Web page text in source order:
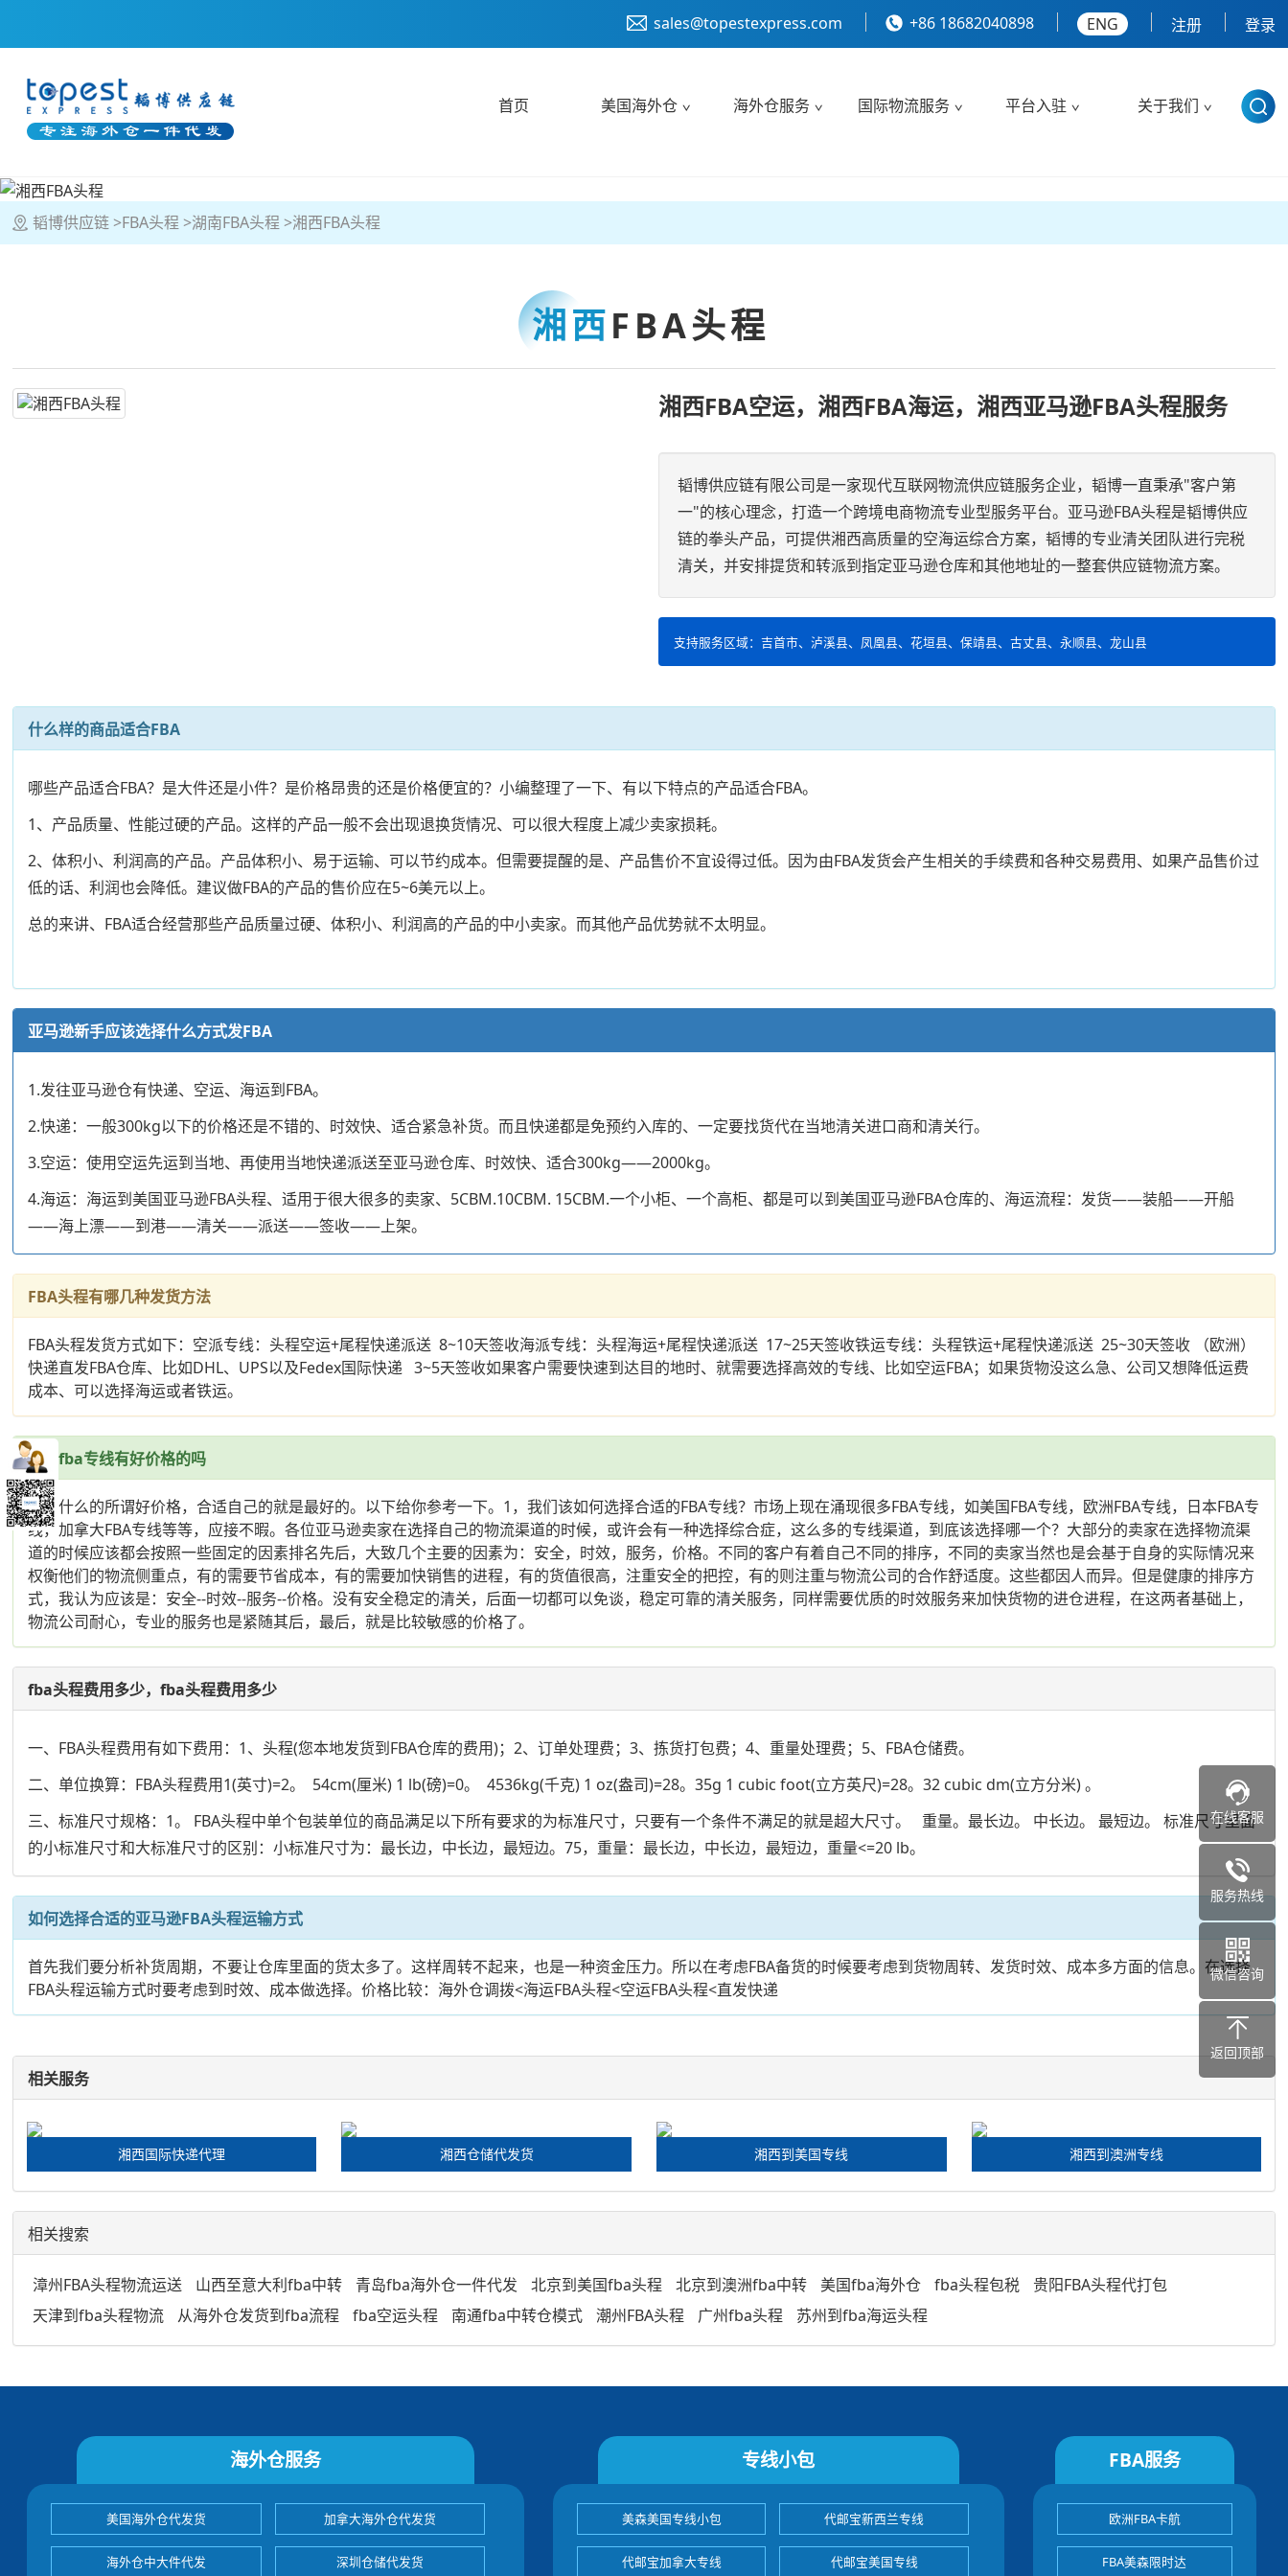
sales@topestexpress.com +86 18682040898 ENG 注册 登录
首页 美国海外仓 海外仓服务 国际物流服务 平台入驻 关于我们
韬博供应链 FBA头程 湖南FBA头程 湘西FBA头程
湘西FBA头程
湘西FBA空运，湘西FBA海运，湘西亚马逊FBA头程服务
韬博供应链有限公司是一家现代互联网物流供应链服务企业，韬博一直秉承"客户第
一"的核心理念，打造一个跨境电商物流专业型服务平台。亚马逊FBA头程是韬博供应
链的拳头产品，可提供湘西高质量的空海运综合方案，韬博的专业清关团队进行完税
清关，并安排提货和转派到指定亚马逊仓库和其他地址的一整套供应链物流方案。
支持服务区域：吉首市、泸溪县、凤凰县、花垣县、保靖县、古丈县、永顺县、龙山县
什么样的商品适合FBA
哪些产品适合FBA？是大件还是小件？是价格昂贵的还是价格便宜的？小编整理了一下、有以下特点的产品适合FBA。
1、产品质量、性能过硬的产品。这样的产品一般不会出现退换货情况、可以很大程度上减少卖家损耗。
2、体积小、利润高的产品。产品体积小、易于运输、可以节约成本。但需要提醒的是、产品售价不宜设得过低。因为由FBA发货会产生相关的手续费和各种交易费用、如果产品售价过
低的话、利润也会降低。建议做FBA的产品的售价应在5~6美元以上。
总的来讲、FBA适合经营那些产品质量过硬、体积小、利润高的产品的中小卖家。而其他产品优势就不太明显。
亚马逊新手应该选择什么方式发FBA
1.发往亚马逊仓有快递、空运、海运到FBA。
2.快递：一般300kg以下的价格还是不错的、时效快、适合紧急补货。而且快递都是免预约入库的、一定要找货代在当地清关进口商和清关行。
3.空运：使用空运先运到当地、再使用当地快递派送至亚马逊仓库、时效快、适合300kg——2000kg。
4.海运：海运到美国亚马逊FBA头程、适用于很大很多的卖家、5CBM.10CBM. 15CBM.一个小柜、一个高柜、都是可以到美国亚马逊FBA仓库的、海运流程：发货——装船——开船
——海上漂——到港——清关——派送——签收——上架。
FBA头程有哪几种发货方法
FBA头程发货方式如下：空派专线：头程空运+尾程快递派送 8~10天签收海派专线：头程海运+尾程快递派送 17~25天签收铁运专线：头程铁运+尾程快递派送 25~30天签收 （欧洲）
快递直发FBA仓库、比如DHL、UPS以及Fedex国际快递 3~5天签收如果客户需要快速到达目的地时、就需要选择高效的专线、比如空运FBA；如果货物没这么急、公司又想降低运费
成本、可以选择海运或者铁运。
欧洲fba专线有好价格的吗
没有什么的所谓好价格，合适自己的就是最好的。以下给你参考一下。1，我们该如何选择合适的FBA专线？市场上现在涌现很多FBA专线，如美国FBA专线，欧洲FBA专线，日本FBA专
线，加拿大FBA专线等等，应接不暇。各位亚马逊卖家在选择自己的物流渠道的时候，或许会有一种选择综合症，这么多的专线渠道，到底该选择哪一个？大部分的卖家在选择物流渠
道的时候应该都会按照一些固定的因素排名先后，大致几个主要的因素为：安全，时效，服务，价格。不同的客户有着自己不同的排序，不同的卖家当然也是会基于自身的实际情况来
权衡他们的物流侧重点，有的需要节省成本，有的需要加快销售的进程，有的货值很高，注重安全的把控，有的则注重与物流公司的合作舒适度。这些都因人而异。但是健康的排序方
式，我认为应该是：安全--时效--服务--价格。没有安全稳定的清关，后面一切都可以免谈，稳定可靠的清关服务，同样需要优质的时效服务来加快货物的进仓进程，在这两者基础上，
物流公司耐心，专业的服务也是紧随其后，最后，就是比较敏感的价格了。
fba头程费用多少，fba头程费用多少
一、FBA头程费用有如下费用：1、头程(您本地发货到FBA仓库的费用)；2、订单处理费；3、拣货打包费；4、重量处理费；5、FBA仓储费。
二、单位换算：FBA头程费用1(英寸)=2。 54cm(厘米) 1 lb(磅)=0。 4536kg(千克) 1 oz(盎司)=28。35g 1 cubic foot(立方英尺)=28。32 cubic dm(立方分米) 。
三、标准尺寸规格：1。 FBA头程中单个包装单位的商品满足以下所有要求的为标准尺寸，只要有一个条件不满足的就是超大尺寸。 重量。最长边。 中长边。 最短边。 标准尺寸里面
的小标准尺寸和大标准尺寸的区别：小标准尺寸为：最长边，中长边，最短边。75，重量：最长边，中长边，最短边，重量<=20 lb。
如何选择合适的亚马逊FBA头程运输方式
首先我们要分析补货周期，不要让仓库里面的货太多了。这样周转不起来，也是一种资金压力。所以在考虑FBA备货的时候要考虑到货物周转、发货时效、成本多方面的信息。在选择
FBA头程运输方式时要考虑到时效、成本做选择。价格比较：海外仓调拨<海运FBA头程<空运FBA头程<直发快递
相关服务
湘西国际快递代理 湘西仓储代发货 湘西到美国专线 湘西到澳洲专线
相关搜索
漳州FBA头程物流运送 山西至意大利fba中转 青岛fba海外仓一件代发 北京到美国fba头程 北京到澳洲fba中转 美国fba海外仓 fba头程包税
贵阳FBA头程代打包
天津到fba头程物流
从海外仓发货到fba流程 fba空运头程 南通fba中转仓模式 潮州FBA头程 广州fba头程 苏州到fba海运头程
海外仓服务
美国海外仓代发货 加拿大海外仓代发货
海外仓中大件代发 深圳仓储代发货
专线小包
美森美国专线小包 代邮宝新西兰专线
代邮宝加拿大专线 代邮宝美国专线
FBA服务
欧洲FBA卡航
FBA美森限时达
在线客服
服务热线
微信咨询
返回顶部